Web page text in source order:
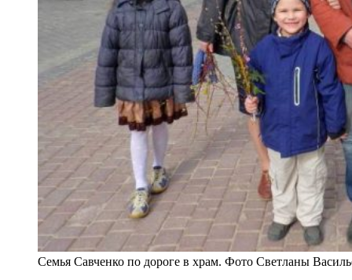
Семья Савченко по дороге в храм. Фото Светланы